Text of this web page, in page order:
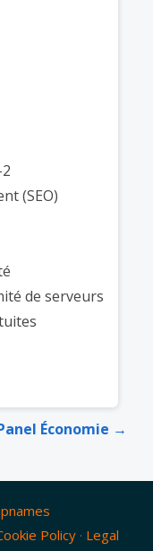
(SEO)
de serveurs
Économie →
Policy · Legal